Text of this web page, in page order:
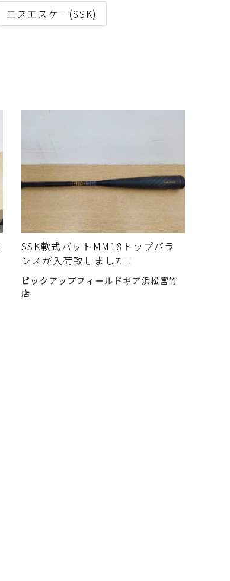
エスエスケー(SSK)
SSK軟式バットMM18トップバラ
ンスが入荷致しました！
ピックアップフィールドギア浜松宮竹
店